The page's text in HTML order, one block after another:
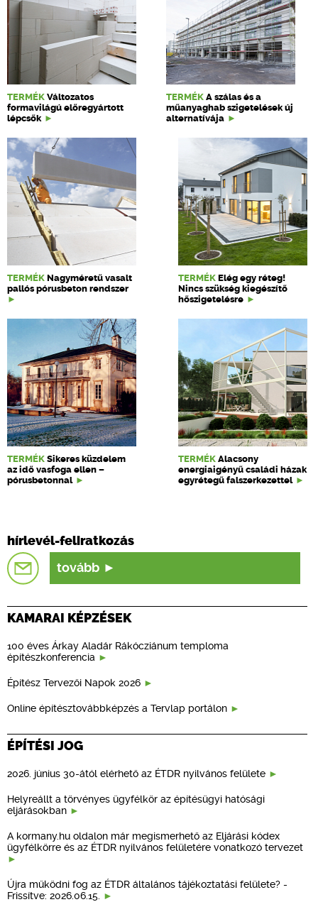
TERMÉK Változatos
formavilágú előregyártott
lépcsők
TERMÉK A szálas és a
műanyaghab szigetelések új
alternatívája
TERMÉK Nagyméretű vasalt
pallós pórusbeton rendszer
TERMÉK Elég egy réteg!
Nincs szükség kiegészítő
hőszigetelésre
TERMÉK Sikeres küzdelem
az idő vasfoga ellen –
pórusbetonnal
TERMÉK Alacsony
energiaigényű családi házak
egyrétegű falszerkezettel
hírlevél-feliratkozás
tovább
KAMARAI KÉPZÉSEK
100 éves Árkay Aladár Rákócziánum temploma
építészkonferencia
Építész Tervezői Napok 2026
Online építésztovábbképzés a Tervlap portálon
ÉPÍTÉSI JOG
2026. június 30-ától elérhető az ÉTDR nyilvános felülete
Helyreállt a törvényes ügyfélkör az építésügyi hatósági
eljárásokban
A kormany.hu oldalon már megismerhető az Eljárási kódex
ügyfélkörre és az ÉTDR nyilvános felületére vonatkozó tervezet
Újra működni fog az ÉTDR általános tájékoztatási felülete? -
Frissítve: 2026.06.15.